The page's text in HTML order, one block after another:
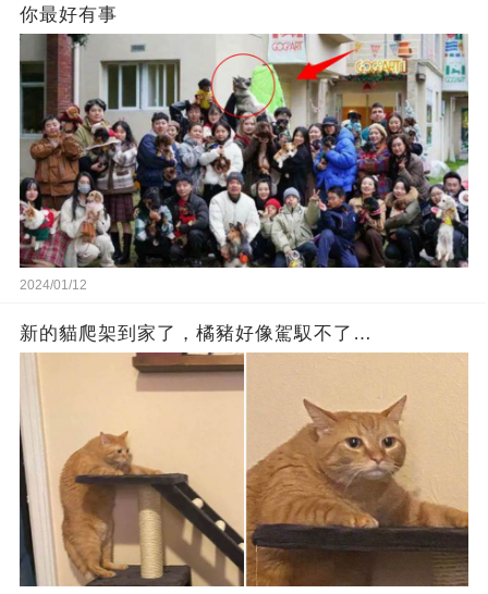
你最好有事
2024/01/12
新的貓爬架到家了，橘豬好像駕馭不了…